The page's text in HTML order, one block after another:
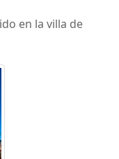
en la villa de